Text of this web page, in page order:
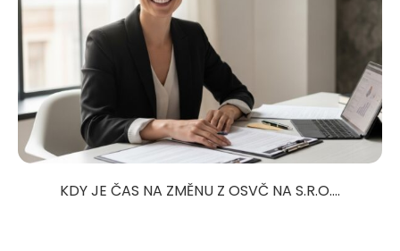
KDY JE ČAS NA ZMĚNU Z OSVČ NA S.R.O....